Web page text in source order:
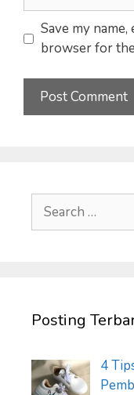
Save my
browser for
Search
for:
Posting
4